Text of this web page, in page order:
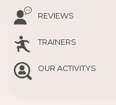
REVIEWS
TRAINERS
OUR ACTIVITYS